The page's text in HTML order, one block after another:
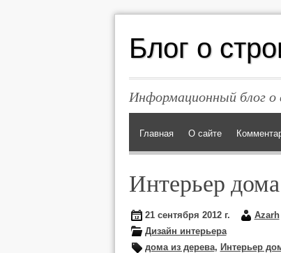
Блог о
Информационный блог
Главная О сайте
Интерьер
21 сентября 2012 г. Azarh
Дизайн интерьера
дома из дерева, Интерьер